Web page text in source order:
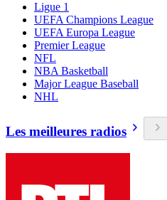
Ligue 1
UEFA Champions League
UEFA Europa League
Premier League
NFL
NBA Basketball
Major League Baseball
NHL
Les meilleures radios